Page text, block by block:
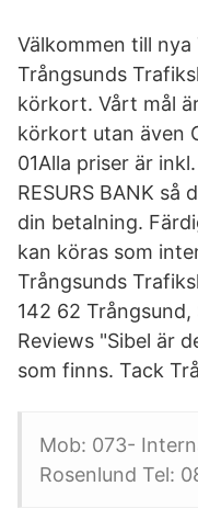
Välkommen till
Trångsunds
körkort. Vårt mål
körkort utan även
01Alla priser är
RESURS BANK
din betalning.
kan köras som
Trångsunds
142 62
Reviews "Sibel är
som finns. Tack
Mob: 073-
Rosenlund Tel: